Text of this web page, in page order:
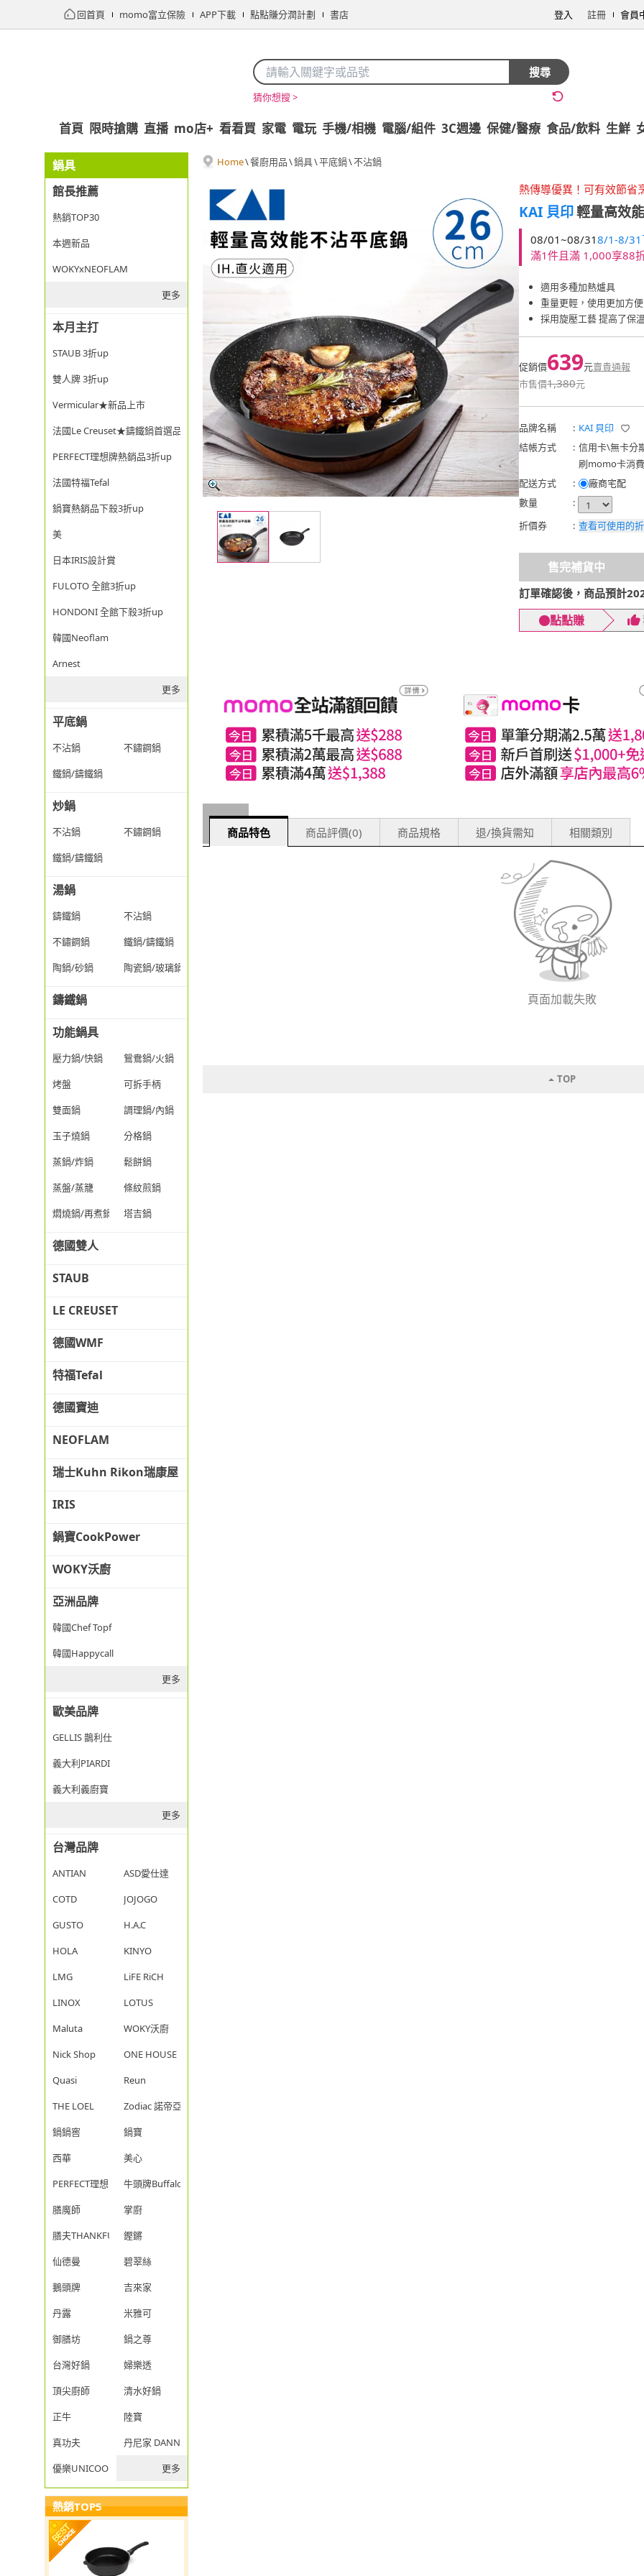
回首頁 momo富立保險 APP下載 點點賺分潤計劃 書店 登入 註冊 會員
搜尋
猜你想搜 >
首頁 限時搶購 直播 mo店+ 看看買 家電 電玩 手機/相機 電腦/組件 3C週邊 保健/醫療 食品/飲料 生鮮
鍋具
館長推薦
熱銷TOP30
本週新品
WOKYxNEOFLAM
更多
本月主打
STAUB 3折up
雙人牌 3折up
Vermicular★新品上市
法國Le Creuset★鑄鐵鍋首選品牌
PERFECT理想牌熱銷品3折up
法國特福Tefal
鍋寶熱銷品下殺3折up
美
日本IRIS設計賞
FULOTO 全館3折up
HONDONI 全館下殺3折up
韓國Neoflam
Arnest
更多
平底鍋
不沾鍋
不鏽鋼鍋
鐵鍋/鑄鐵鍋
炒鍋
不沾鍋
不鏽鋼鍋
鐵鍋/鑄鐵鍋
湯鍋
鑄鐵鍋
不沾鍋
不鏽鋼鍋
鐵鍋/鑄鐵鍋
陶鍋/砂鍋
陶瓷鍋/玻璃鍋/透明鍋
鑄鐵鍋
功能鍋具
壓力鍋/快鍋
鴛鴦鍋/火鍋
烤盤
可拆手柄
雙面鍋
調理鍋/內鍋
玉子燒鍋
分格鍋
蒸鍋/炸鍋
鬆餅鍋
蒸盤/蒸籠
條紋煎鍋
燜燒鍋/再煮鍋
塔吉鍋
德國雙人
STAUB
LE CREUSET
德國WMF
特福Tefal
德國寶迪
NEOFLAM
瑞士Kuhn Rikon瑞康屋
IRIS
鍋寶CookPower
WOKY沃廚
亞洲品牌
韓國Chef Topf
韓國Happycall
更多
歐美品牌
GELLIS 鵲利仕
義大利PIARDI
義大利義廚寶
更多
台灣品牌
ANTIAN
ASD愛仕達
COTD
JOJOGO
GUSTO
H.A.C
HOLA
KINYO
LMG
LiFE RiCH
LINOX
LOTUS
Maluta
WOKY沃廚
Nick Shop
ONE HOUSE
Quasi
Reun
THE LOEL
Zodiac 諾帝亞
鍋鍋窖
鍋寶
西華
美心
PERFECT理想
牛頭牌Buffalo
膳魔師
掌廚
膳夫THANKFUL
鏗鏘
仙德曼
碧翠絲
鵝頭牌
吉來家
丹露
米雅可
御膳坊
鍋之尊
台灣好鍋
婦樂透
頂尖廚師
清水好鍋
正牛
陸寶
真功夫
丹尼家 DANNY JIA
優樂UNICOOK
更多
熱銷TOP5
Home\餐廚用品\鍋具\平底鍋\不沾鍋
熱傳導優異！可有效節省
KAI 貝印輕量高效
08/01~08/318/1-8/31
滿1件且滿 1,000享88
適用多種加熱爐具
重量更輕，使用更加方便
採用旋壓工藝 提高了保
促銷價639元賣貴通報
市售價1,380元
品牌名稱 : KAI 貝印
結帳方式
: 信用卡\無卡分
刷momo卡消
配送方式
:
廠商宅配
數量
:
折價券
: 查看可使用的
售完補貨中
訂單確認後，商品預計
點點賺
商品特色 商品評價(0) 商品規格 退/換貨需知 相關類別
頁面加載失敗
TOP